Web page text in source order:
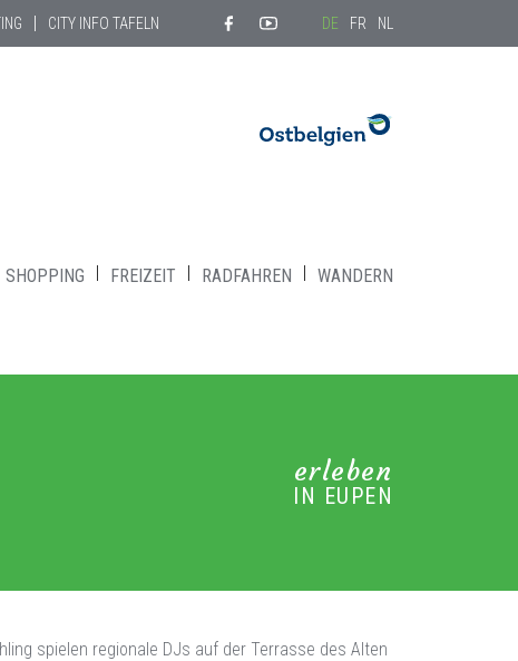
CITY INFO TAFELN DE FR NL
SHOPPING FREIZEIT RADFAHREN WANDERN
erleben
IN EUPEN
spielen regionale DJs auf der Terrasse des Alten